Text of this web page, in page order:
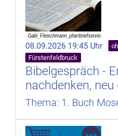
08.09.2026 19:45 Uhr
Fürstenfeldbruck
Bibelgespräch -
nachdenken, neu
Thema: 1. Buch